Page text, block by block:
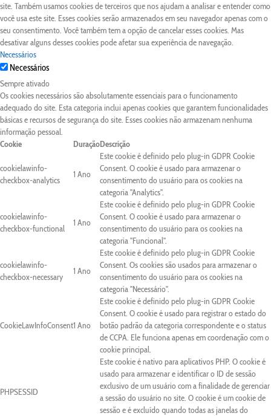
site. Também usamos cookies de terceiros que nos ajudam a analisar e entender como
você usa este site. Esses cookies serão armazenados em seu navegador apenas com o
seu consentimento. Você também tem a opção de cancelar esses cookies. Mas
desativar alguns desses cookies pode afetar sua experiência de navegação.
Necessários
Necessários
Sempre ativado
Os cookies necessários são absolutamente essenciais para o funcionamento
adequado do site. Esta categoria inclui apenas cookies que garantem funcionalidades
básicas e recursos de segurança do site. Esses cookies não armazenam nenhuma
informação pessoal.
Cookie
DuraçãoDescrição
cookielawinfo-
checkbox-analytics
1 Ano
Este cookie é definido pelo plug-in GDPR Cookie
Consent. O cookie é usado para armazenar o
consentimento do usuário para os cookies na
categoria "Analytics".
cookielawinfo-
checkbox-functional
1 Ano
Este cookie é definido pelo plug-in GDPR Cookie
Consent. O cookie é usado para armazenar o
consentimento do usuário para os cookies na
categoria "Funcional".
cookielawinfo-
checkbox-necessary
1 Ano
Este cookie é definido pelo plug-in GDPR Cookie
Consent. Os cookies são usados para armazenar o
consentimento do usuário para os cookies na
categoria "Necessário".
CookieLawInfoConsent1 Ano
Este cookie é definido pelo plug-in GDPR Cookie
Consent. O cookie é usado para registrar o estado do
botão padrão da categoria correspondente e o status
de CCPA. Ele funciona apenas em coordenação com o
cookie principal.
PHPSESSID
Este cookie é nativo para aplicativos PHP. O cookie é
usado para armazenar e identificar o ID de sessão
exclusivo de um usuário com a finalidade de gerenciar
a sessão do usuário no site. O cookie é um cookie de
sessão e é excluído quando todas as janelas do